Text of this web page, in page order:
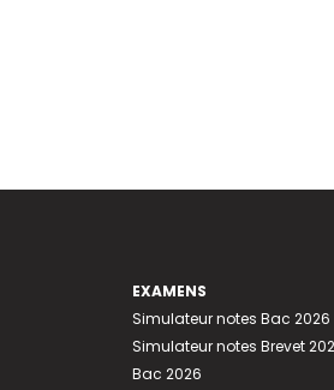
EXAMENS
Simulateur notes Bac 2026
Simulateur notes Brevet
Bac 2026